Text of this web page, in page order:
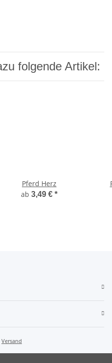
folgende Artikel:
Pferd Herz
ab 3,49 € *
Versand